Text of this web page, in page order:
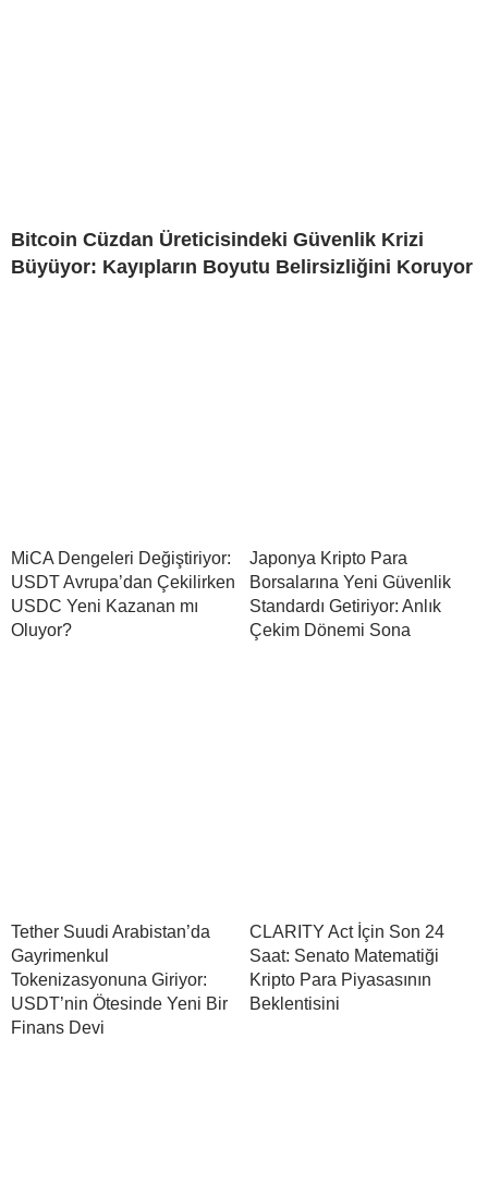
Bitcoin Cüzdan Üreticisindeki Güvenlik Krizi
Büyüyor: Kayıpların Boyutu Belirsizliğini Koruyor
MiCA Dengeleri Değiştiriyor:
USDT Avrupa’dan Çekilirken
USDC Yeni Kazanan mı
Oluyor?
Japonya Kripto Para
Borsalarına Yeni Güvenlik
Standardı Getiriyor: Anlık
Çekim Dönemi Sona
Tether Suudi Arabistan’da
Gayrimenkul
Tokenizasyonuna Giriyor:
USDT’nin Ötesinde Yeni Bir
Finans Devi
CLARITY Act İçin Son 24
Saat: Senato Matematiği
Kripto Para Piyasasının
Beklentisini